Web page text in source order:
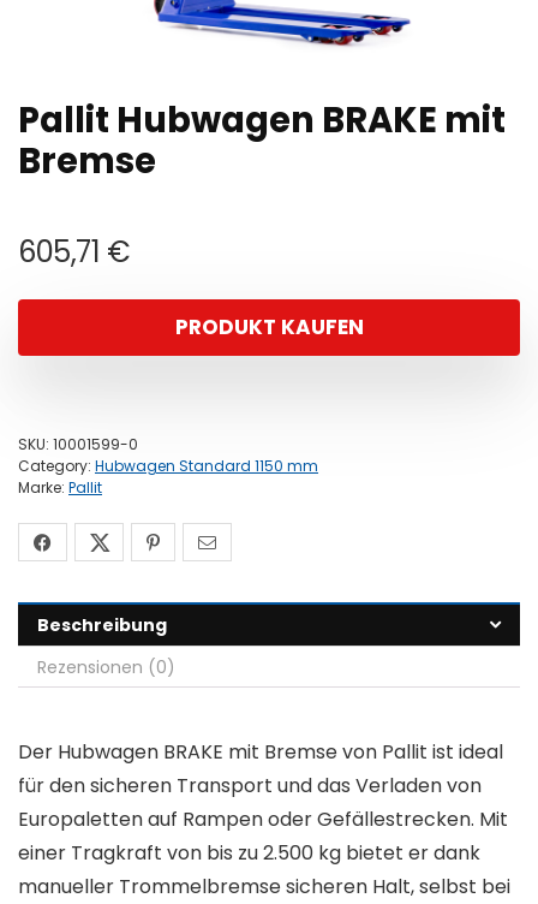
Pallit Hubwagen BRAKE mit
Bremse
605,71 €
PRODUKT KAUFEN
SKU: 10001599-0
Category: Hubwagen Standard 1150 mm
Marke: Pallit
Beschreibung
Rezensionen (0)
Der Hubwagen BRAKE mit Bremse von Pallit ist ideal
für den sicheren Transport und das Verladen von
Europaletten auf Rampen oder Gefällestrecken. Mit
einer Tragkraft von bis zu 2.500 kg bietet er dank
manueller Trommelbremse sicheren Halt, selbst bei